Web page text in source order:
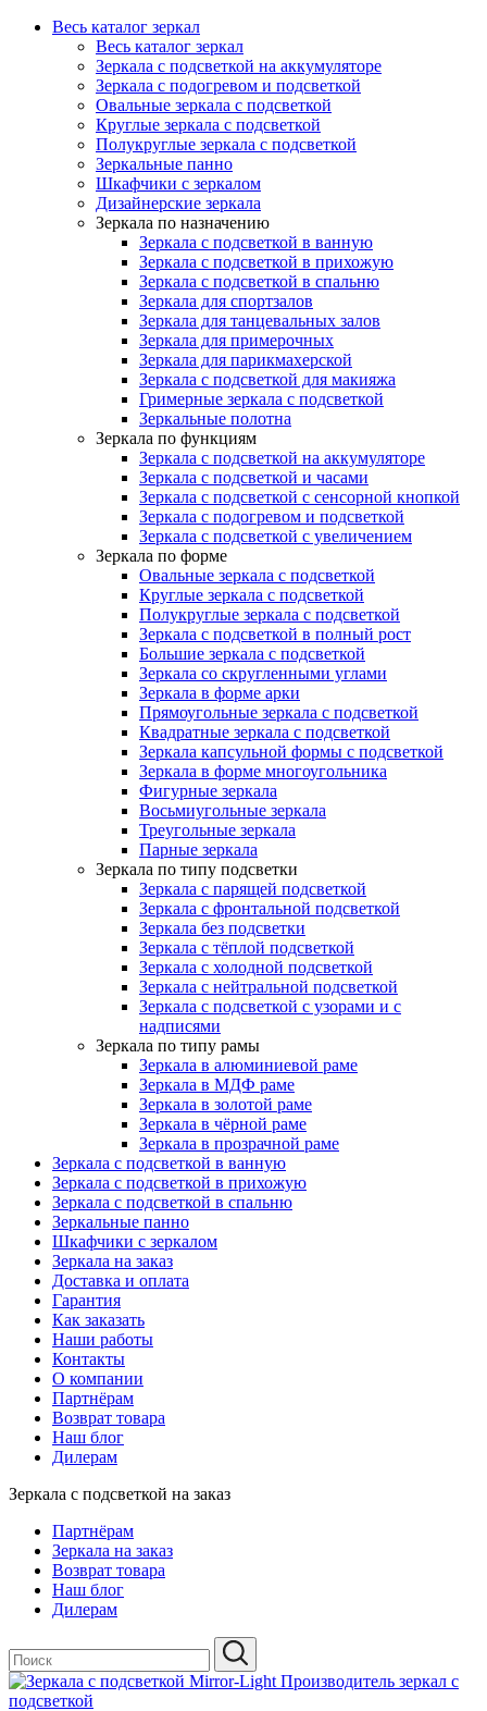
Весь каталог зеркал
Весь каталог зеркал
Зеркала с подсветкой на аккумуляторе
Зеркала с подогревом и подсветкой
Овальные зеркала с подсветкой
Круглые зеркала с подсветкой
Полукруглые зеркала с подсветкой
Зеркальные панно
Шкафчики с зеркалом
Дизайнерские зеркала
Зеркала по назначению
Зеркала с подсветкой в ванную
Зеркала с подсветкой в прихожую
Зеркала с подсветкой в спальню
Зеркала для спортзалов
Зеркала для танцевальных залов
Зеркала для примерочных
Зеркала для парикмахерской
Зеркала с подсветкой для макияжа
Гримерные зеркала с подсветкой
Зеркальные полотна
Зеркала по функциям
Зеркала с подсветкой на аккумуляторе
Зеркала с подсветкой и часами
Зеркала с подсветкой с сенсорной кнопкой
Зеркала с подогревом и подсветкой
Зеркала с подсветкой с увеличением
Зеркала по форме
Овальные зеркала с подсветкой
Круглые зеркала с подсветкой
Полукруглые зеркала с подсветкой
Зеркала с подсветкой в полный рост
Большие зеркала с подсветкой
Зеркала со скругленными углами
Зеркала в форме арки
Прямоугольные зеркала с подсветкой
Квадратные зеркала с подсветкой
Зеркала капсульной формы с подсветкой
Зеркала в форме многоугольника
Фигурные зеркала
Восьмиугольные зеркала
Треугольные зеркала
Парные зеркала
Зеркала по типу подсветки
Зеркала с парящей подсветкой
Зеркала с фронтальной подсветкой
Зеркала без подсветки
Зеркала с тёплой подсветкой
Зеркала с холодной подсветкой
Зеркала с нейтральной подсветкой
Зеркала с подсветкой с узорами и с
надписями
Зеркала по типу рамы
Зеркала в алюминиевой раме
Зеркала в МДФ раме
Зеркала в золотой раме
Зеркала в чёрной раме
Зеркала в прозрачной раме
Зеркала с подсветкой в ванную
Зеркала с подсветкой в прихожую
Зеркала с подсветкой в спальню
Зеркальные панно
Шкафчики с зеркалом
Зеркала на заказ
Доставка и оплата
Гарантия
Как заказать
Наши работы
Контакты
О компании
Партнёрам
Возврат товара
Наш блог
Дилерам
Зеркала с подсветкой на заказ
Партнёрам
Зеркала на заказ
Возврат товара
Наш блог
Дилерам
Производитель зеркал с
подсветкой